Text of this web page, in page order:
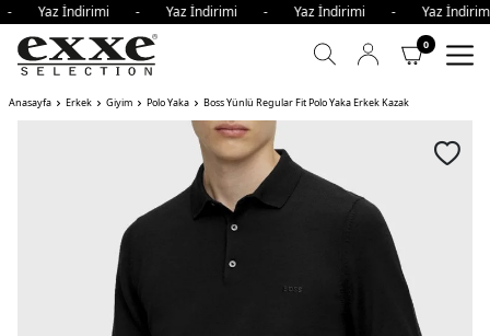
Yaz İndirimi - Yaz İndirimi - Yaz İndirimi - Yaz
0
Anasayfa Erkek Giyim Polo Yaka Boss Yünlü Regular Fit Polo Yaka Erkek Kazak